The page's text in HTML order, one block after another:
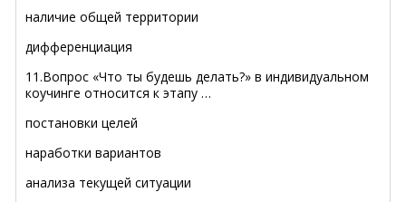
наличие общей территории
дифференциация
11.Вопрос «Что ты будешь делать?» в индивидуальном
коучинге относится к этапу …
постановки целей
наработки вариантов
анализа текущей ситуации